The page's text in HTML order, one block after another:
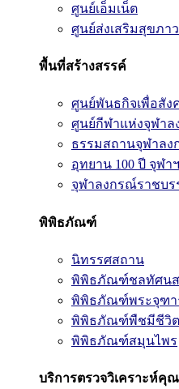
ศูนย์เอ็มเน็ต
ศูนย์ส่งเสริมสุขภา
พื้นที่สร้างสรรค์
ศูนย์พันธกิจเพื่อสัง
ศูนย์กีฬาแห่งจุฬา
ธรรมสถานจุฬาล
อุทยาน 100 ปี จุฬาฯ
จุฬาลงกรณ์ราชบ
พิพิธภัณฑ์
นิทรรศสถาน
พิพิธภัณฑ์ชลทัศน
พิพิธภัณฑ์พระจุฑา
พิพิธภัณฑ์พืชมีชีวิต
พิพิธภัณฑ์สมุนไพร
บริการตรวจวิเคราะห์คุ